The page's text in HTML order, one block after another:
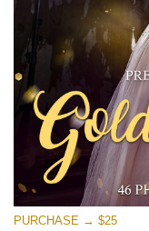
Large 6000*4000px
PURCHASE → $25